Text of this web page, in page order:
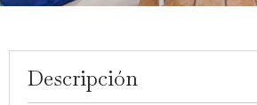
Descripción